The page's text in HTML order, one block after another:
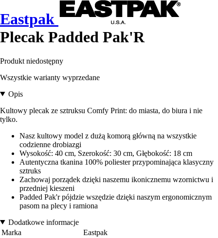
Eastpak
Plecak Padded Pak'R
Produkt niedostępny
Wszystkie warianty wyprzedane
Opis
Kultowy plecak ze sztruksu Comfy Print: do miasta, do biura i nie
tylko.
Nasz kultowy model z dużą komorą główną na wszystkie
codzienne drobiazgi
Wysokość: 40 cm, Szerokość: 30 cm, Głębokość: 18 cm
Autentyczna tkanina 100% poliester przypominająca klasyczny
sztruks
Zachowaj porządek dzięki naszemu ikonicznemu wzornictwu i
przedniej kieszeni
Padded Pak'r pójdzie wszędzie dzięki naszym ergonomicznym
pasom na plecy i ramiona
Dodatkowe informacje
Marka
Eastpak